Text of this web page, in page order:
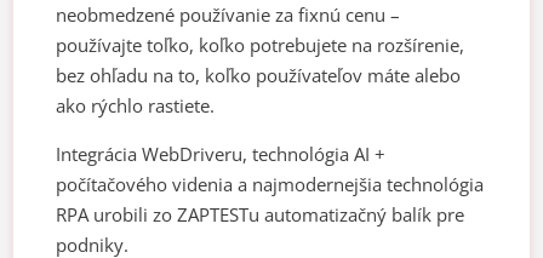
neobmedzené používanie za fixnú cenu –
používajte toľko, koľko potrebujete na rozšírenie,
bez ohľadu na to, koľko používateľov máte alebo
ako rýchlo rastiete.
Integrácia WebDriveru, technológia AI +
počítačového videnia a najmodernejšia technológia
RPA urobili zo ZAPTESTu automatizačný balík pre
podniky.